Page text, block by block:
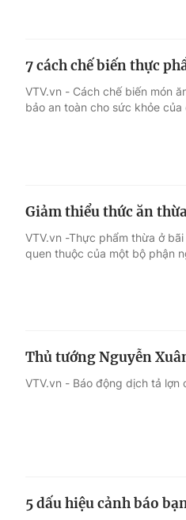
7 cách chế biến thực
VTV.vn - Cách chế biến món
bảo an toàn cho sức khỏe của
Giảm thiểu thức ăn
VTV.vn -Thực phẩm thừa ở
quen thuộc của một bộ phận
Thủ tướng Nguyễn
VTV.vn - Báo động dịch tả
5 dấu hiệu cảnh báo